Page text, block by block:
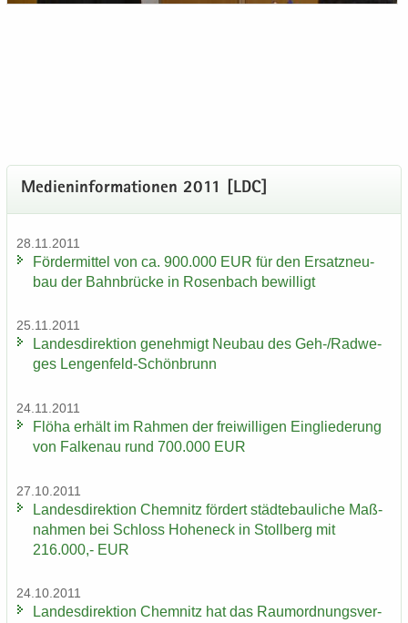
Me­di­en­in­for­ma­tio­nen 2011 [LDC]
28.11.2011
För­der­mit­tel von ca. 900.000 EUR für den Er­satz­neu­
bau der Bahn­brü­cke in Ro­sen­bach be­wil­ligt
25.11.2011
Lan­des­di­rek­ti­on ge­neh­migt Neu­bau des Geh-/Rad­we­
ges Lengenfeld-​Schönbrunn
24.11.2011
Flöha er­hält im Rah­men der frei­wil­li­gen Ein­glie­de­rung
von Fal­ken­au rund 700.000 EUR
27.10.2011
Lan­des­di­rek­ti­on Chem­nitz för­dert städ­te­bau­li­che Maß­
nah­men bei Schloss Ho­heneck in Stoll­berg mit
216.000,- EUR
24.10.2011
Lan­des­di­rek­ti­on Chem­nitz hat das Raum­ord­nungs­ver­